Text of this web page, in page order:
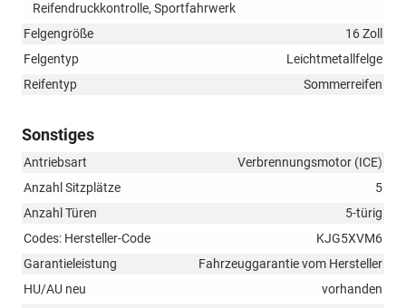
Reifendruckkontrolle, Sportfahrwerk
Felgengröße
16 Zoll
Felgentyp
Leichtmetallfelge
Reifentyp
Sommerreifen
Sonstiges
Antriebsart
Verbrennungsmotor (ICE)
Anzahl Sitzplätze
5
Anzahl Türen
5-türig
Codes: Hersteller-Code
KJG5XVM6
Garantieleistung
Fahrzeuggarantie vom Hersteller
HU/AU neu
vorhanden